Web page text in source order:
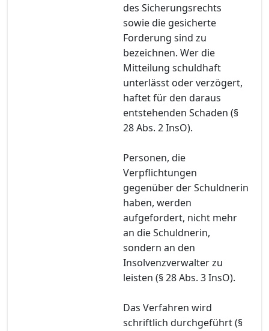
des Sicherungsrechts
sowie die gesicherte
Forderung sind zu
bezeichnen. Wer die
Mitteilung schuldhaft
unterlässt oder verzögert,
haftet für den daraus
entstehenden Schaden (§
28 Abs. 2 InsO).
Personen, die
Verpflichtungen
gegenüber der Schuldnerin
haben, werden
aufgefordert, nicht mehr
an die Schuldnerin,
sondern an den
Insolvenzverwalter zu
leisten (§ 28 Abs. 3 InsO).
Das Verfahren wird
schriftlich durchgeführt (§